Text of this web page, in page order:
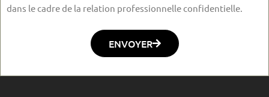
dans le cadre de la relation professionnelle confidentielle.
ENVOYER